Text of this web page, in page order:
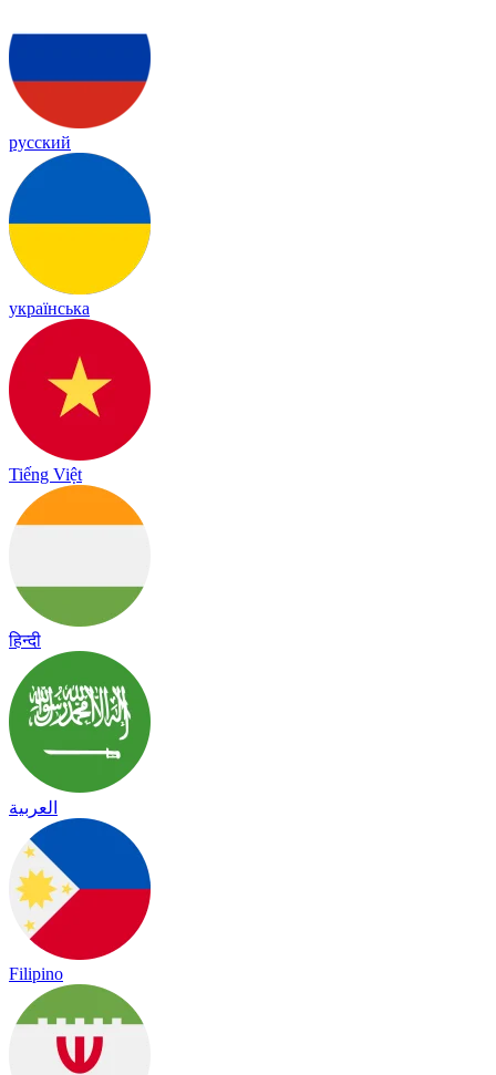
русский
українська
Tiếng Việt
हिन्दी
العربية
Filipino